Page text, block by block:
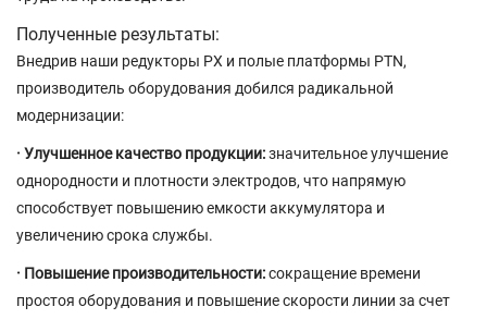
Полученные результаты:
Внедрив наши редукторы PX и полые платформы PTN,
производитель оборудования добился радикальной
модернизации:
· Улучшенное качество продукции:значительное улучшение
однородности и плотности электродов, что напрямую
способствует повышению емкости аккумулятора и
увеличению срока службы.
· Повышение производительности:сокращение времени
простоя оборудования и повышение скорости линии за счет